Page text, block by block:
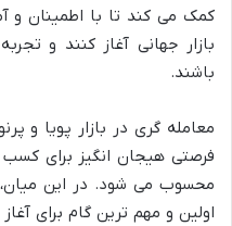
کمک می کند تا با اطمینان و
بازار جهانی آغاز کنند و
باشند.
معامله گری در بازار پویا و
فرصتی هیجان انگیز برای کسب
محسوب می شود. در این میان،
اولین و مهم ترین گام برای